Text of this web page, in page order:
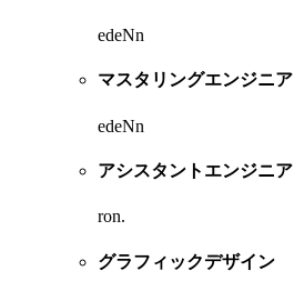
edeNn
マスタリングエンジニア
edeNn
アシスタントエンジニア
ron.
グラフィックデザイン